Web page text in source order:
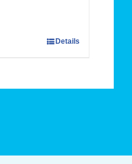
Details